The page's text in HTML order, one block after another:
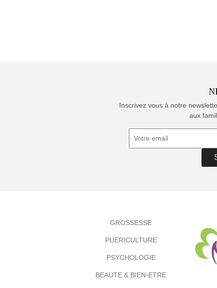
Inscrivez vous à notre
aux
GROSSESSE
PUERICULTURE
PSYCHOLOGIE
BEAUTE & BIEN-ETRE